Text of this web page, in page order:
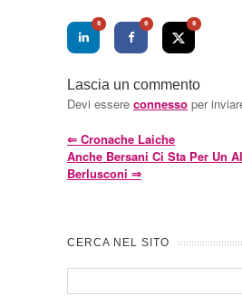
0 0 0
Lascia un commento
Devi essere connesso per
⇐ Cronache Laiche
Anche Bersani Ci Sta Per Un
Berlusconi ⇒
CERCA NEL SITO